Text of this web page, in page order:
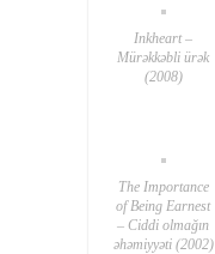
Inkheart –
Mürəkkəbli ürək
(2008)
The Importance
of Being Earnest
– Ciddi olmağın
əhəmiyyəti (2002)